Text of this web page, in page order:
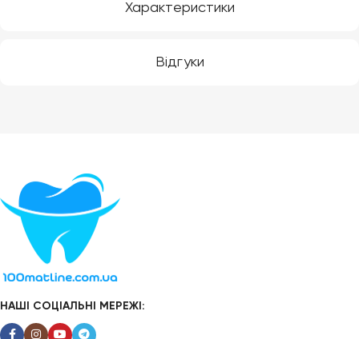
Характеристики
Відгуки
НАШІ СОЦІАЛЬНІ МЕРЕЖІ: